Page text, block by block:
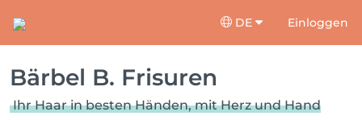
DE Einloggen
Bärbel B. Frisuren
Ihr Haar in besten Händen, mit Herz und Hand